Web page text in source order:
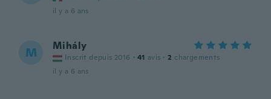
il y a 6 ans
M Mihály
Inscrit depuis 2016 · 41 avis · 2 chargements
il y a 6 ans